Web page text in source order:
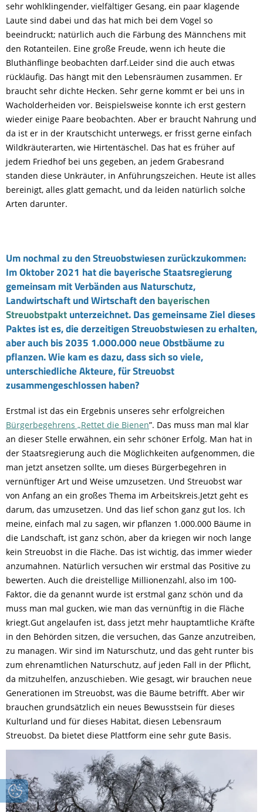
sehr wohlklingender, vielfältiger Gesang, ein paar klagende
Laute sind dabei und das hat mich bei dem Vogel so
beeindruckt; natürlich auch die Färbung des Männchens mit
den Rotanteilen. Eine große Freude, wenn ich heute die
Bluthänflinge beobachten darf.Leider sind die auch etwas
rückläufig. Das hängt mit den Lebensräumen zusammen. Er
braucht sehr dichte Hecken. Sehr gerne kommt er bei uns in
Wacholderheiden vor. Beispielsweise konnte ich erst gestern
wieder einige Paare beobachten. Aber er braucht Nahrung und
da ist er in der Krautschicht unterwegs, er frisst gerne einfach
Wildkräuterarten, wie Hirtentäschel. Das hat es früher auf
jedem Friedhof bei uns gegeben, an jedem Grabesrand
standen diese Unkräuter, in Anführungszeichen. Heute ist alles
bereinigt, alles glatt gemacht, und da leiden natürlich solche
Arten darunter.
Um nochmal zu den Streuobstwiesen zurückzukommen:
Im Oktober 2021 hat die bayerische Staatsregierung
gemeinsam mit Verbänden aus Naturschutz,
Landwirtschaft und Wirtschaft denbayerischen
Streuobstpaktunterzeichnet. Das gemeinsame Ziel dieses
Paktes ist es, die derzeitigen Streuobstwiesen zu erhalten,
aber auch bis 2035 1.000.000 neue Obstbäume zu
pflanzen. Wie kam es dazu, dass sich so viele,
unterschiedliche Akteure, für Streuobst
zusammengeschlossen haben?
Erstmal ist das ein Ergebnis unseres sehr erfolgreichen
Bürgerbegehrens „Rettet die Bienen”. Das muss man mal klar
an dieser Stelle erwähnen, ein sehr schöner Erfolg. Man hat in
der Staatsregierung auch die Möglichkeiten aufgenommen, die
man jetzt ansetzen sollte, um dieses Bürgerbegehren in
vernünftiger Art und Weise umzusetzen. Und Streuobst war
von Anfang an ein großes Thema im Arbeitskreis.Jetzt geht es
darum, das umzusetzen. Und das lief schon ganz gut los. Ich
meine, einfach mal zu sagen, wir pflanzen 1.000.000 Bäume in
die Landschaft, ist ganz schön, aber da kriegen wir noch lange
kein Streuobst in die Fläche. Das ist wichtig, das immer wieder
anzumahnen. Natürlich versuchen wir erstmal das Positive zu
bewerten. Auch die dreistellige Millionenzahl, also im 100-
Faktor, die da genannt wurde ist erstmal ganz schön und da
muss man mal gucken, wie man das vernünftig in die Fläche
kriegt.Gut angelaufen ist, dass jetzt mehr hauptamtliche Kräfte
in den Behörden sitzen, die versuchen, das Ganze anzutreiben,
zu managen. Wir sind im Naturschutz, und das geht runter bis
zum ehrenamtlichen Naturschutz, auf jeden Fall in der Pflicht,
da mitzuhelfen, anzuschieben. Wie gesagt, wir brauchen neue
Generationen im Streuobst, was die Bäume betrifft. Aber wir
brauchen grundsätzlich ein neues Bewusstsein für dieses
Kulturland und für dieses Habitat, diesen Lebensraum
Streuobst. Da bietet diese Plattform eine sehr gute Basis.